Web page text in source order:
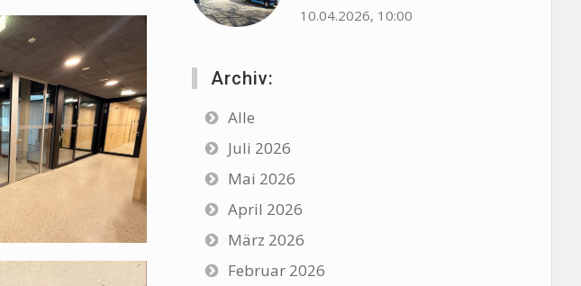
10.04.2026, 10:00
Archiv:
Alle
Juli 2026
Mai 2026
April 2026
März 2026
Februar 2026